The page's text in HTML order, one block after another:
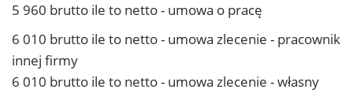
5 960 brutto ile to netto - umowa o pracę
6 010 brutto ile to netto - umowa zlecenie - pracownik
innej firmy
6 010 brutto ile to netto - umowa zlecenie - własny